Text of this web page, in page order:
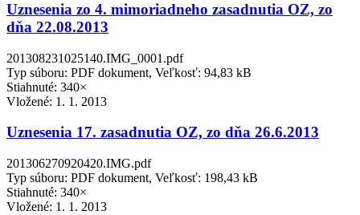
Uznesenia zo 4. mimoriadneho zasadnutia OZ, zo
dňa 22.08.2013
201308231025140.IMG_0001.pdf
Typ súboru: PDF dokument, Veľkosť: 94,83 kB
Stiahnuté: 340×
Vložené: 1. 1. 2013
Uznesenia 17. zasadnutia OZ, zo dňa 26.6.2013
201306270920420.IMG.pdf
Typ súboru: PDF dokument, Veľkosť: 198,43 kB
Stiahnuté: 340×
Vložené: 1. 1. 2013